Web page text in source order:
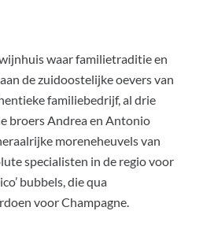
waar familietraditie en
de zuidoostelijke oevers van
familiebedrijf, al drie
broers Andrea en Antonio
moreneheuvels van
specialisten in de regio voor
bubbels, die qua
voor Champagne.